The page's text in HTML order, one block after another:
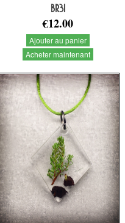
BR31
€12.00
Ajouter au panier
Acheter maintenant